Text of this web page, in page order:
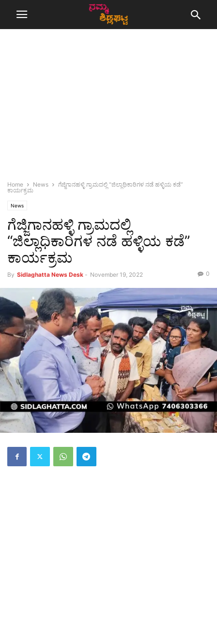
Home News
ಗೆಜ್ಜಿಗಾನಹಳ್ಳಿ ಗ್ರಾಮದಲ್ಲಿ “ಜಿಲ್ಲಾಧಿಕಾರಿಗಳ ನಡೆ ಹಳ್ಳಿಯ ಕಡೆ”
ಕಾರ್ಯಕ್ರಮ
News
ಗೆಜ್ಜಿಗಾನಹಳ್ಳಿ ಗ್ರಾಮದಲ್ಲಿ
“ಜಿಲ್ಲಾಧಿಕಾರಿಗಳ ನಡೆ ಹಳ್ಳಿಯ ಕಡೆ”
ಕಾರ್ಯಕ್ರಮ
By Sidlaghatta News Desk - November 19, 2022 0